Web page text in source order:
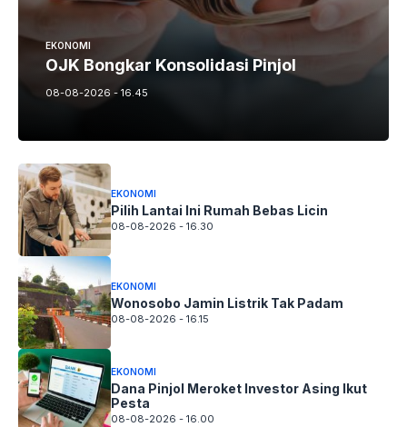
EKONOMI
OJK Bongkar Konsolidasi Pinjol
08-08-2026 - 16.45
EKONOMI
Pilih Lantai Ini Rumah Bebas Licin
08-08-2026 - 16.30
EKONOMI
Wonosobo Jamin Listrik Tak Padam
08-08-2026 - 16.15
EKONOMI
Dana Pinjol Meroket Investor Asing Ikut
Pesta
08-08-2026 - 16.00